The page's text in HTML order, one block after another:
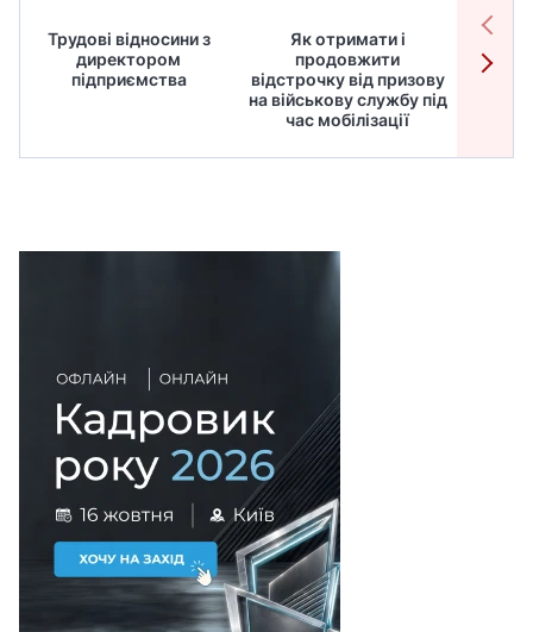
Трудові відносини з
директором
підприємства
Як отримати і
продовжити
відстрочку від призову
на військову службу під
час мобілізації